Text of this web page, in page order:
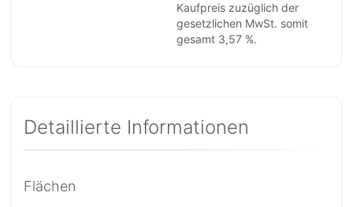
Kaufpreis zuzüglich der
gesetzlichen MwSt. somit
gesamt 3,57 %.
Detaillierte Informationen
Flächen